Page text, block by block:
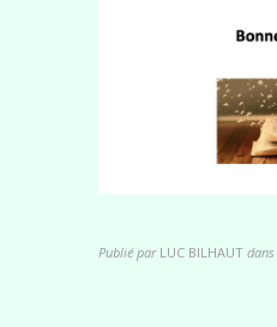
Publié par LUC BILHAUT dans